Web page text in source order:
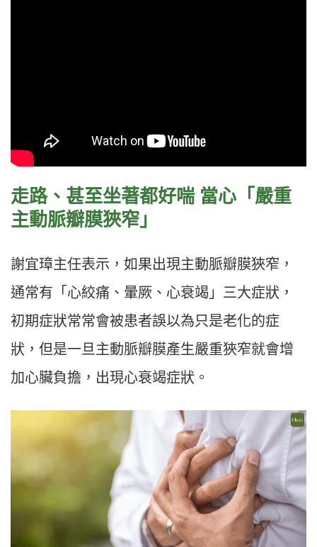
走路、甚至坐著都好喘 當心「嚴重
主動脈瓣膜狹窄」
謝宜璋主任表示，如果出現主動脈瓣膜狹窄，
通常有「心絞痛、暈厥、心衰竭」三大症狀，
初期症狀常常會被患者誤以為只是老化的症
狀，但是一旦主動脈瓣膜產生嚴重狹窄就會增
加心臟負擔，出現心衰竭症狀。